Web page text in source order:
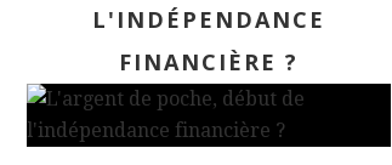
L'INDÉPENDANCE
FINANCIÈRE ?